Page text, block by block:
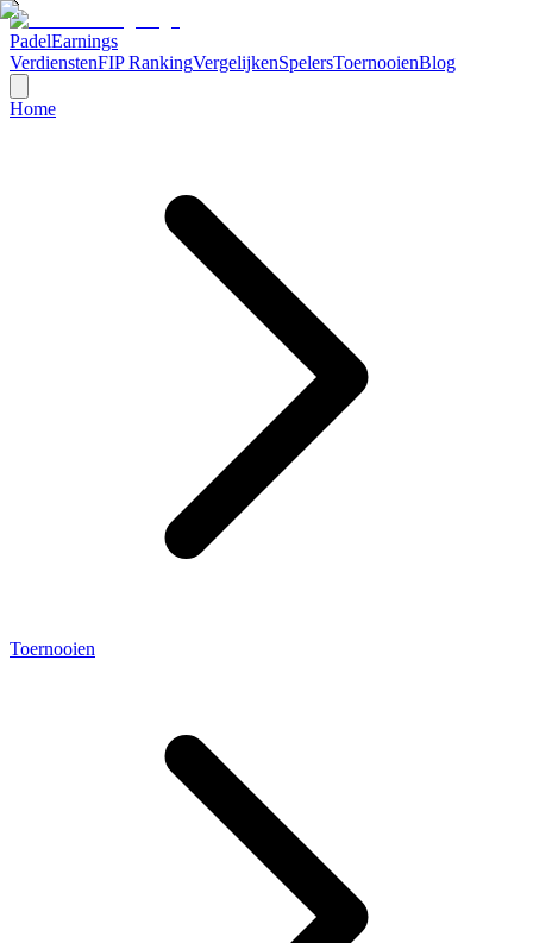
PadelEarnings
VerdienstenFIP RankingVergelijkenSpelersToernooienBlog
Home
Toernooien